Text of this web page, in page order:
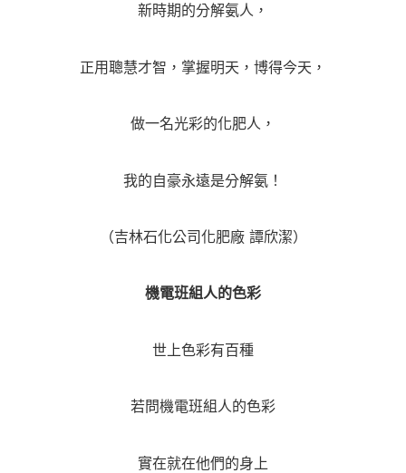
新時期的分解氨人，
正用聰慧才智，掌握明天，博得今天，
做一名光彩的化肥人，
我的自豪永遠是分解氨！
（吉林石化公司化肥廠 譚欣潔）
機電班組人的色彩
世上色彩有百種
若問機電班組人的色彩
實在就在他們的身上